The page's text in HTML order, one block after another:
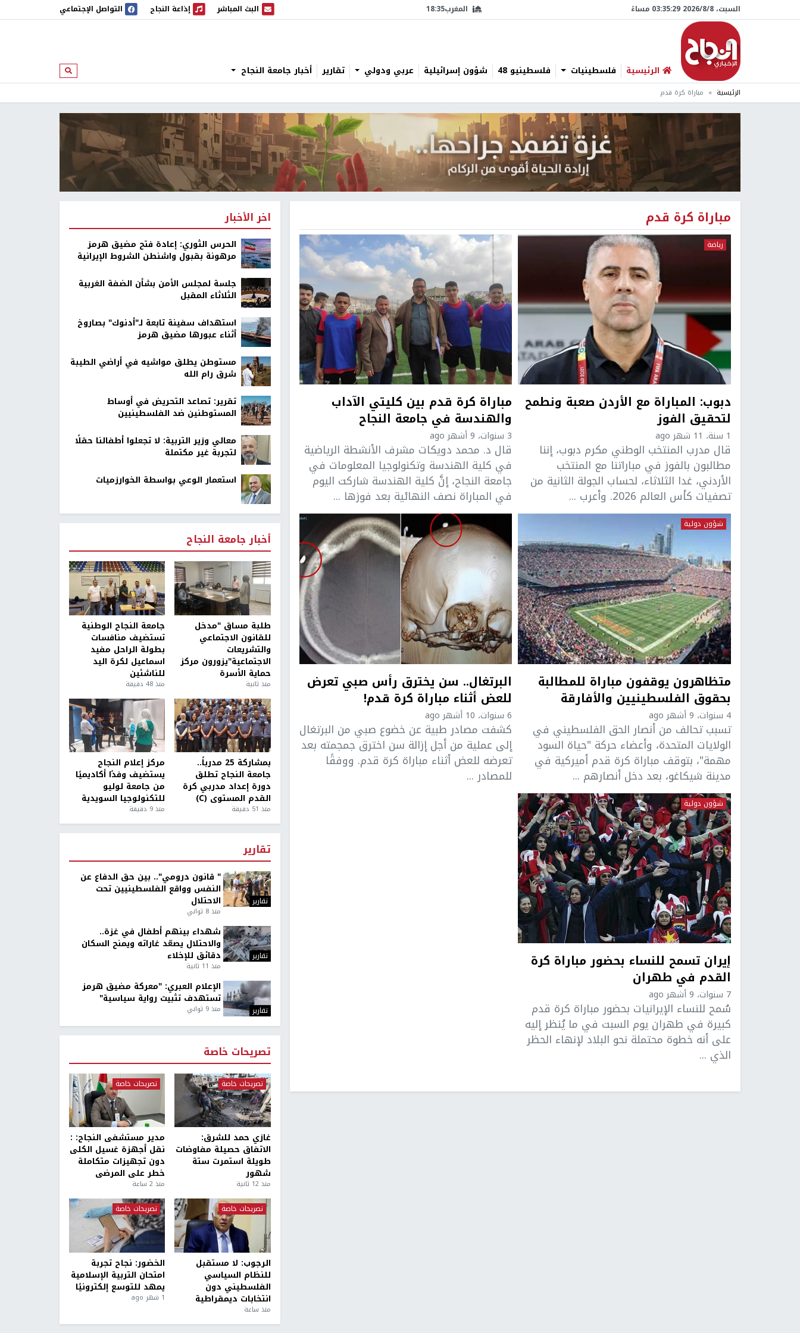
السبت، 8/‏8/‏2026 03:35:30 مساءً المغرب18:35 البث المباشر
البث المباشر إذاعة النجاح
إذاعة النجاح التواصل الإجتماعي
الرئيسية فلسطينيات فلسطينيو 48 شؤون إسرائيلية عربي ودولي تقارير أخبار جامعة النجاح ابحث
الرئيسية مباراة كرة قدم
مباراة كرة قدم
رياضة
دبوب: المباراة مع الأردن صعبة ونطمح
لتحقيق الفوز
1 سنة، 11 شهر ago
قال مدرب المنتخب الوطني مكرم دبوب، إننا
مطالبون بالفوز في مباراتنا مع المنتخب
الأردني، غدا الثلاثاء، لحساب الجولة الثانية من
تصفيات كأس العالم 2026. وأعرب ...
مباراة كرة قدم بين كليتي الآداب
والهندسة في جامعة النجاح
3 سنوات، 9 أشهر ago
قال د. محمد دويكات مشرف الأنشطة الرياضية
في كلية الهندسة وتكنولوجيا المعلومات في
جامعة النجاح، إنَّ كلية الهندسة شاركت اليوم
في المباراة نصف النهائية بعد فوزها ...
شؤون دولية
متظاهرون يوقفون مباراة للمطالبة
بحقوق الفلسطينيين والأفارقة
4 سنوات، 9 أشهر ago
تسبب تحالف من أنصار الحق الفلسطيني في
الولايات المتحدة، وأعضاء حركة "حياة السود
مهمة"، بتوقف مباراة كرة قدم أميركية في
مدينة شيكاغو، بعد دخل أنصارهم ...
البرتغال.. سن يخترق رأس صبي تعرض
للعض أثناء مباراة كرة قدم!
6 سنوات، 10 أشهر ago
كشفت مصادر طبية عن خضوع صبي من البرتغال
إلى عملية من أجل إزالة سن اخترق جمجمته بعد
تعرضه للعض أثناء مباراة كرة قدم. ووفقًا
للمصادر ...
شؤون دولية
إيران تسمح للنساء بحضور مباراة كرة
القدم في طهران
7 سنوات، 9 أشهر ago
سُمح للنساء الإيرانيات بحضور مباراة كرة قدم
كبيرة في طهران يوم السبت في ما يُنظر إليه
على أنه خطوة محتملة نحو البلاد لإنهاء الحظر
الذي ...
اخر الأخبار
الحرس الثوري: إعادة فتح مضيق هرمز
مرهونة بقبول واشنطن الشروط الإيرانية
جلسة لمجلس الأمن بشأن الضفة الغربية
الثلاثاء المقبل
استهداف سفينة تابعة لـ"أدنوك" بصاروخ
أثناء عبورها مضيق هرمز
مستوطن يطلق مواشيه في أراضي الطيبة
شرق رام الله
تقرير: تصاعد التحريض في أوساط
المستوطنين ضد الفلسطينيين
معالي وزير التربية: لا تجعلوا أطفالنا حقلًا
لتجربة غير مكتملة
استعمار الوعي بواسطة الخوارزميات
أخبار جامعة النجاح
طلبة مساق "مدخل
للقانون الاجتماعي
والتشريعات
الاجتماعية"يزورون مركز
حماية الأسرة
منذ ثانية
جامعة النجاح الوطنية
تستضيف منافسات
بطولة الراحل مفيد
اسماعيل لكرة اليد
للناشئين
منذ 48 دقيقة
بمشاركة 25 مدرباً..
جامعة النجاح تطلق
دورة إعداد مدربي كرة
القدم المستوى (C)
منذ 51 دقيقة
مركز إعلام النجاح
يستضيف وفدًا أكاديميًا
من جامعة لوليو
للتكنولوجيا السويدية
منذ 9 دقيقة
تقارير
تقارير
" قانون درومي".. بين حق الدفاع عن
النفس وواقع الفلسطينيين تحت
الاحتلال
منذ 8 ثواني
تقارير
شهداء بينهم أطفال في غزة..
والاحتلال يصعّد غاراته ويمنح السكان
دقائق للإخلاء
منذ 11 ثانية
تقارير
الإعلام العبري: "معركة مضيق هرمز
تستهدف تثبيت رواية سياسية"
منذ 9 ثواني
تصريحات خاصة
تصريحات خاصة
غازي حمد للشرق:
الاتفاق حصيلة مفاوضات
طويلة استمرت ستة
شهور
منذ 12 ثانية
تصريحات خاصة
مدير مستشفى النجاح: :
نقل أجهزة غسيل الكلى
دون تجهيزات متكاملة
خطر على المرضى
منذ 2 ساعة
تصريحات خاصة
الرجوب: لا مستقبل
للنظام السياسي
الفلسطيني دون
انتخابات ديمقراطية
منذ ساعة
تصريحات خاصة
الخضور: نجاح تجربة
امتحان التربية الإسلامية
يمهد للتوسع إلكترونيًا
1 شهر ago